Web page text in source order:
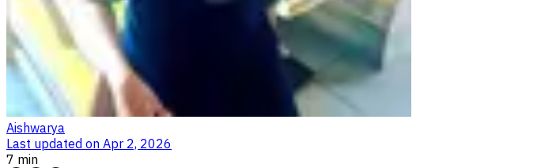
Aishwarya
Last updated on Apr 2, 2026
7 min